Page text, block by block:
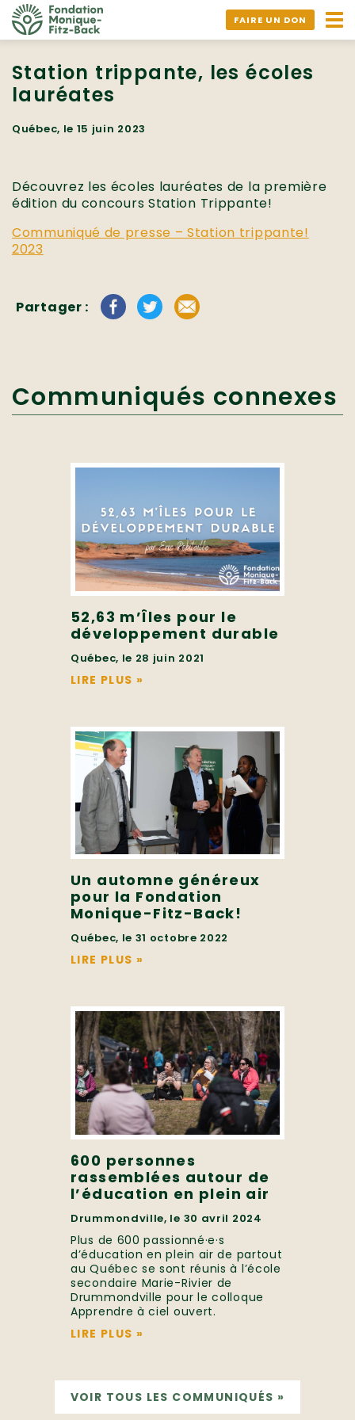
FAIRE UN DON
Station trippante, les écoles
lauréates
Québec, le 15 juin 2023
Découvrez les écoles lauréates de la première
édition du concours Station Trippante!
Communiqué de presse – Station trippante!
2023
Partager :
Communiqués connexes
52,63 m’Îles pour le
développement durable
Québec, le 28 juin 2021
LIRE PLUS »
Un automne généreux
pour la Fondation
Monique-Fitz-Back!
Québec, le 31 octobre 2022
LIRE PLUS »
600 personnes
rassemblées autour de
l’éducation en plein air
Drummondville, le 30 avril 2024
Plus de 600 passionné·e·s
d’éducation en plein air de partout
au Québec se sont réunis à l’école
secondaire Marie-Rivier de
Drummondville pour le colloque
Apprendre à ciel ouvert.
LIRE PLUS »
VOIR TOUS LES COMMUNIQUÉS »